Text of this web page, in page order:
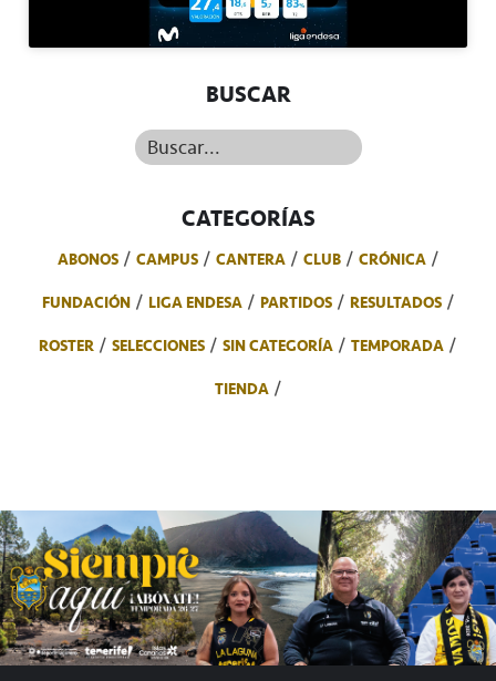
BUSCAR
Buscar...
CATEGORÍAS
ABONOS CAMPUS CANTERA CLUB
CRÓNICA
FUNDACIÓN
LIGA ENDESA PARTIDOS
RESULTADOS
ROSTER
SELECCIONES SIN CATEGORÍA
TEMPORADA
TIENDA